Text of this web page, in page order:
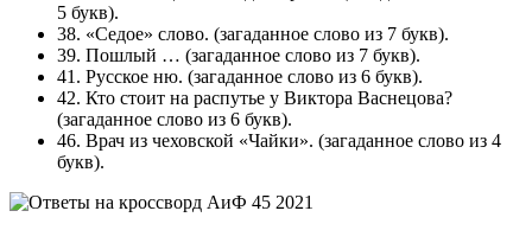
5 букв).
38. «Седое» слово. (загаданное слово из 7 букв).
39. Пошлый … (загаданное слово из 7 букв).
41. Русское ню. (загаданное слово из 6 букв).
42. Кто стоит на распутье у Виктора Васнецова?
(загаданное слово из 6 букв).
46. Врач из чеховской «Чайки». (загаданное слово из 4
букв).